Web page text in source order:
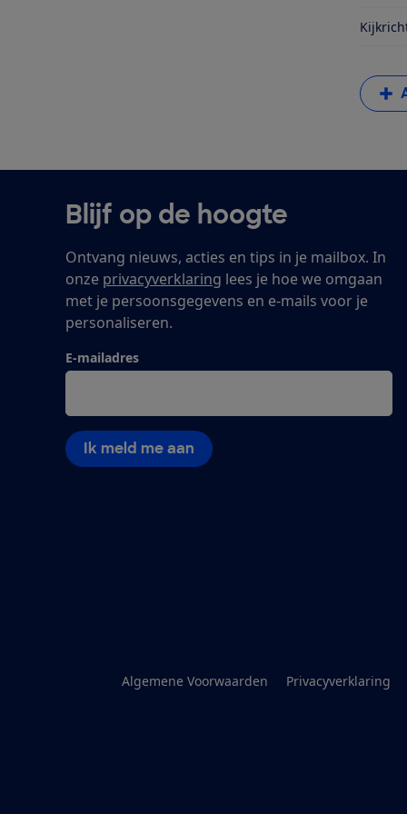
Blijf op de hoogte
Ontvang nieuws, acties en tips in je mailbox. In
onze privacyverklaring lees je hoe we omgaan
met je persoonsgegevens en e-mails voor je
personaliseren.
E-mailadres
Ik meld me aan
Algemene Voorwaarden Privacyverklaring